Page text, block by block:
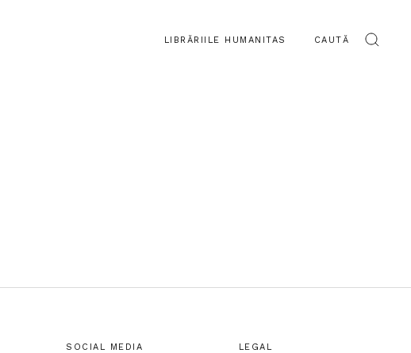
LIBRĂRIILE HUMANITAS CAUTĂ
SOCIAL MEDIA LEGAL